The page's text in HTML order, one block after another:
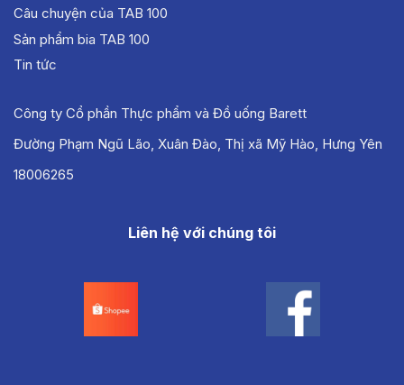
Câu chuyện của TAB 100
Sản phẩm bia TAB 100
Tin tức
Công ty Cổ phần Thực phẩm và Đồ uống Barett
Đường Phạm Ngũ Lão, Xuân Đào, Thị xã Mỹ Hào, Hưng Yên
18006265
Liên hệ với chúng tôi